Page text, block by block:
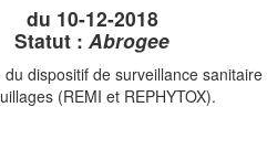
du 10-12-2018
Statut : Abrogee
dispositif de surveillance
(REMI et REPHYTOX).